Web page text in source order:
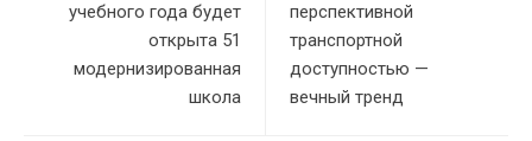
учебного года будет
открыта 51
модернизированная
школа
перспективной
транспортной
доступностью —
вечный тренд